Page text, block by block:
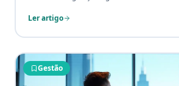
o retorno de concessões inteiras.
Ler artigo
Gestão